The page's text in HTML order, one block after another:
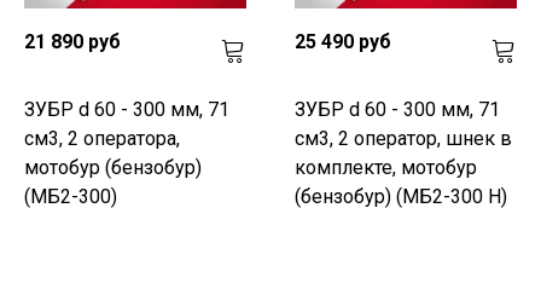
21 890 руб
ЗУБР d 60 - 300 мм, 71
см3, 2 оператора,
мотобур (бензобур)
(МБ2-300)
25 490 руб
ЗУБР d 60 - 300 мм, 71
см3, 2 оператор, шнек в
комплекте, мотобур
(бензобур) (МБ2-300 Н)